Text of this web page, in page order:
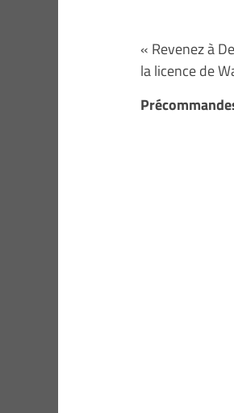
« Revenez à
la licence de